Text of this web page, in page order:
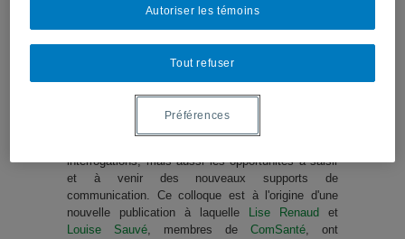
sur le web 2.0 de promotion de la santé? Enfin,
comment mesurer l’impact des publications et
intervention en ligne?
centaine de personnes que leSCPS Question
a organisé le 18 mars 2014 la journée
interrogations, mais aussi les opportunités à saisir
et à venir des nouveaux supports de
communication. Ce colloque est à l'origine d'une
nouvelle publication à laquelle
Lise Renaud et
Louise Sauvé, membres de ComSanté, ont
Tout refuser
Autoriser les témoins
Préférences